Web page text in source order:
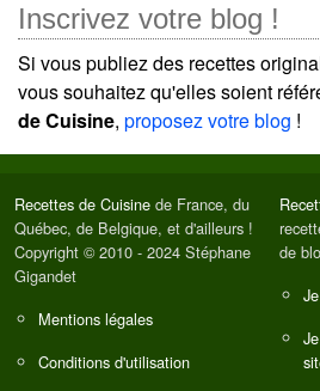
Inscrivez votre blog !
Si vous publiez des recettes
vous souhaitez qu'elles soient
de Cuisine, proposez votre blog !
Recettes de Cuisine de France, du
Québec, de Belgique, et d'ailleurs !
Copyright © 2010 - 2024 Stéphane
Gigandet
Mentions légales
Conditions d'utilisation
de